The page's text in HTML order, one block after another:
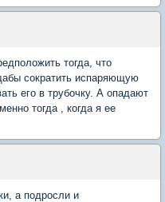
тогда, что
сократить испаряющую
его в трубочку. А опадают
тогда , когда я ее
а подросли и